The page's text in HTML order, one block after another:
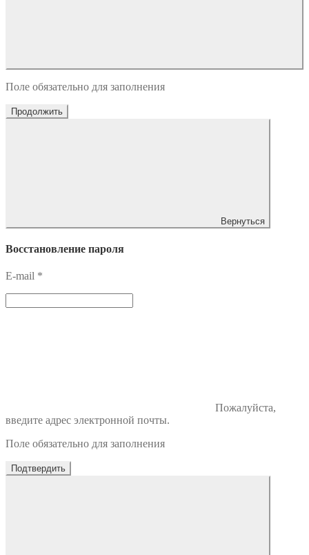
Поле обязательно для заполнения
Продолжить
Вернуться
Восстановление пароля
E-mail *
Пожалуйста,
введите адрес электронной почты.
Поле обязательно для заполнения
Подтвердить